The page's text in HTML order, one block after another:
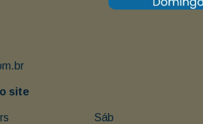
site
Sáb